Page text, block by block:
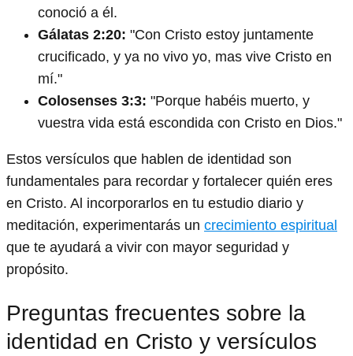
conoció a él.
Gálatas 2:20: "Con Cristo estoy juntamente
crucificado, y ya no vivo yo, mas vive Cristo en
mí."
Colosenses 3:3: "Porque habéis muerto, y
vuestra vida está escondida con Cristo en Dios."
Estos versículos que hablen de identidad son
fundamentales para recordar y fortalecer quién eres
en Cristo. Al incorporarlos en tu estudio diario y
meditación, experimentarás un crecimiento espiritual
que te ayudará a vivir con mayor seguridad y
propósito.
Preguntas frecuentes sobre la
identidad en Cristo y versículos